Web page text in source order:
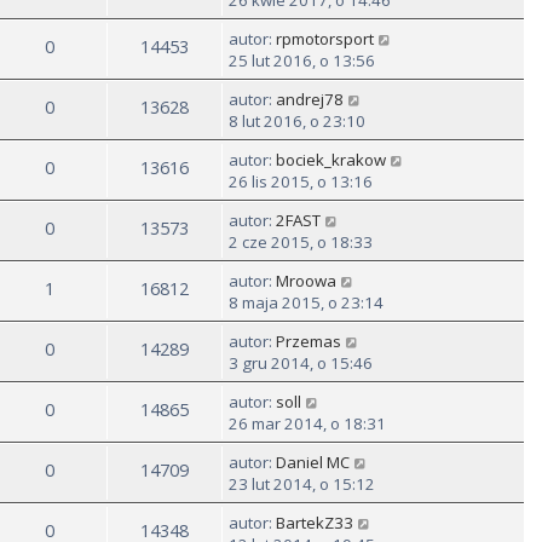
0 14453 autor: rpmotorsport
25 lut 2016, o 13:56
0 13628 autor: andrej78
8 lut 2016, o 23:10
0 13616 autor: bociek_krakow
26 lis 2015, o 13:16
0 13573 autor: 2FAST
2 cze 2015, o 18:33
1 16812 autor: Mroowa
8 maja 2015, o 23:14
0 14289 autor: Przemas
3 gru 2014, o 15:46
0 14865 autor: soll
26 mar 2014, o 18:31
0 14709 autor: Daniel MC
23 lut 2014, o 15:12
0 14348 autor: BartekZ33